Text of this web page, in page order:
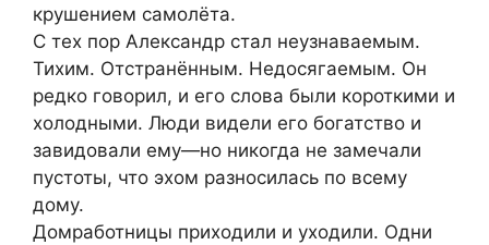
крушением самолёта.
С тех пор Александр стал неузнаваемым.
Тихим. Отстранённым. Недосягаемым. Он
редко говорил, и его слова были короткими и
холодными. Люди видели его богатство и
завидовали ему—но никогда не замечали
пустоты, что эхом разносилась по всему
дому.
Домработницы приходили и уходили. Одни